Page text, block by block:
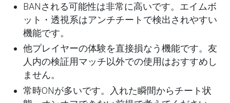
BANされる可能性は非常に高いです。エイムボ
ット・透視系はアンチチートで検出されやすい
機能です。
他プレイヤーの体験を直接損なう機能です。友
人内の検証用マッチ以外での使用はおすすめし
ません。
常時ONが多いです。入れた瞬間からチート状